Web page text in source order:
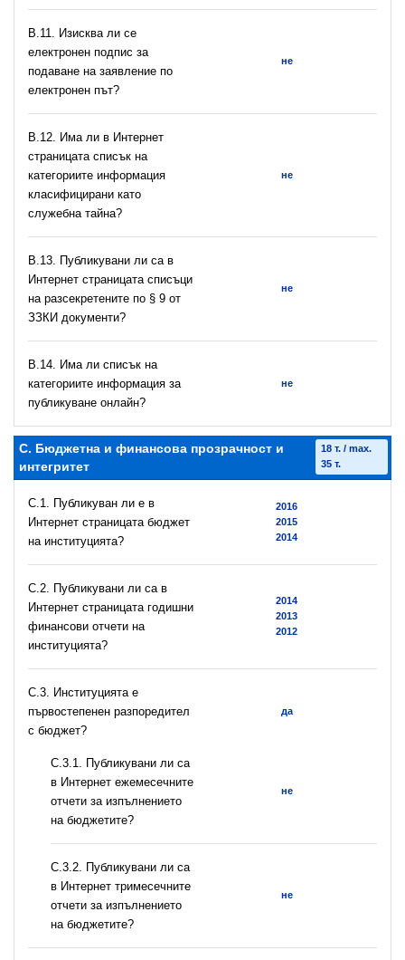
В.11. Изисква ли се
електронен подпис за
подаване на заявление по
електронен път?
не
В.12. Има ли в Интернет
страницата списък на
категориите информация
класифицирани като
служебна тайна?
не
В.13. Публикувани ли са в
Интернет страницата списъци
на разсекретените по § 9 от
ЗЗКИ документи?
не
В.14. Има ли списък на
категориите информация за
публикуване онлайн?
не
C. Бюджетна и финансова прозрачност и
интегритет
18 т. / max.
35 т.
C.1. Публикуван ли е в
Интернет страницата бюджет
на институцията?
2016
2015
2014
C.2. Публикувани ли са в
Интернет страницата годишни
финансови отчети на
институцията?
2014
2013
2012
C.3. Институцията е
първостепенен разпоредител
с бюджет?
да
С.3.1. Публикувани ли са
в Интернет ежемесечните
отчети за изпълнението
на бюджетите?
не
С.3.2. Публикувани ли са
в Интернет тримесечните
отчети за изпълнението
на бюджетите?
не